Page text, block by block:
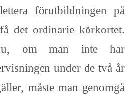
förutbildningen på
det ordinarie körkortet.
om man inte har
under de två år
måste man genomgå